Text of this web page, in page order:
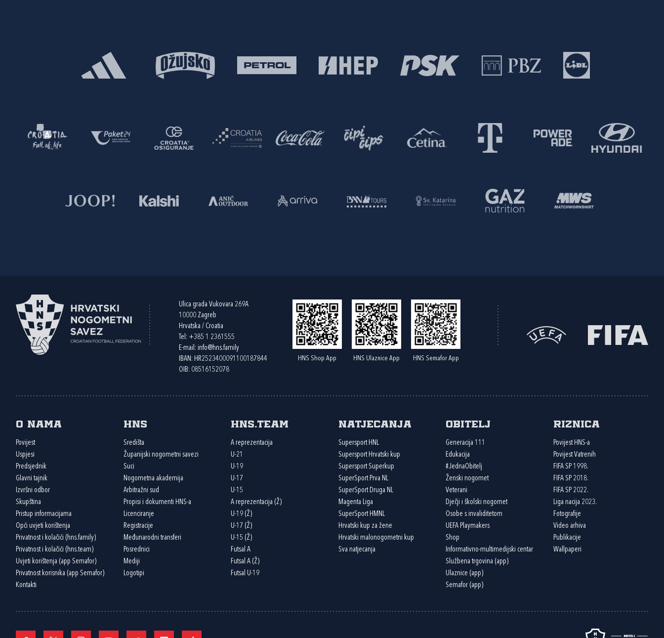
Ulica grada Vukovara 269A
10000 Zagreb
Hrvatska / Croatia
Tel: +385 1 2361555
E-mail: info@hns.family
IBAN: HR2523400091100187844
OIB: 08516152078
HNS Shop App HNS Ulaznice App HNS Semafor App
O nama
Povijest
Uspjesi
Predsjednik
Glavni tajnik
Izvršni odbor
Skupština
Pristup informacijama
Opći uvjeti korištenja
Privatnost i kolačići (hns.family)
Privatnost i kolačići (hns.team)
Uvjeti korištenja (app Semafor)
Privatnost korisnika (app Semafor)
Kontakti
HNS
Središta
Županijski nogometni savezi
Suci
Nogometna akademija
Arbitražni sud
Propisi i dokumenti HNS-a
Licenciranje
Registracije
Međunarodni transferi
Posrednici
Mediji
Logotipi
HNS.team
A reprezentacija
U-21
U-19
U-17
U-15
A reprezentacija (Ž)
U-19 (Ž)
U-17 (Ž)
U-15 (Ž)
Futsal A
Futsal A (Ž)
Futsal U-19
Natjecanja
Supersport HNL
Supersport Hrvatski kup
Supersport Superkup
SuperSport Prva NL
SuperSport Druga NL
Magenta Liga
SuperSport HMNL
Hrvatski kup za žene
Hrvatski malonogometni kup
Sva natjecanja
Obitelj
Generacija 111
Edukacija
#JednaObitelj
Ženski nogomet
Veterani
Dječji i školski nogomet
Osobe s invaliditetom
UEFA Playmakers
Shop
Informativno-multimedijski centar
Službena trgovina (app)
Ulaznice (app)
Semafor (app)
Riznica
Povijest HNS-a
Povijest Vatrenih
FIFA SP 1998.
FIFA SP 2018.
FIFA SP 2022.
Liga nacija 2023.
Fotografije
Video arhiva
Publikacije
Wallpaperi